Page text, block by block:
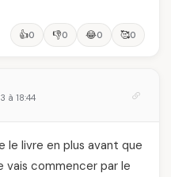
👍0 👎0 😂0 🥰0
à 18:44
le livre en plus avant que
vais commencer par le